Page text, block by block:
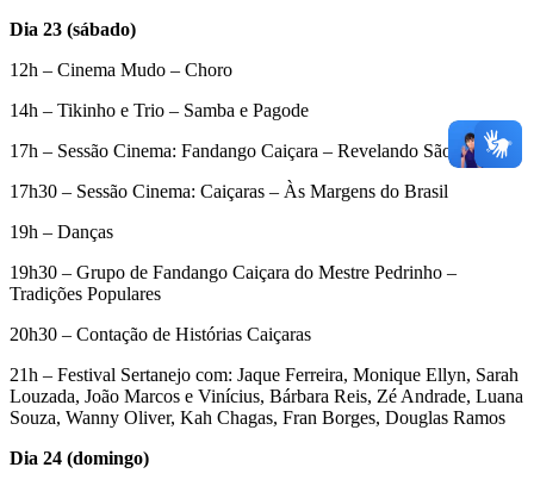
Dia 23 (sábado)
12h – Cinema Mudo – Choro
14h – Tikinho e Trio – Samba e Pagode
17h – Sessão Cinema: Fandango Caiçara – Revelando São Paulo
17h30 – Sessão Cinema: Caiçaras – Às Margens do Brasil
19h – Danças
19h30 – Grupo de Fandango Caiçara do Mestre Pedrinho –
Tradições Populares
20h30 – Contação de Histórias Caiçaras
21h – Festival Sertanejo com: Jaque Ferreira, Monique Ellyn, Sarah
Louzada, João Marcos e Vinícius, Bárbara Reis, Zé Andrade, Luana
Souza, Wanny Oliver, Kah Chagas, Fran Borges, Douglas Ramos
Dia 24 (domingo)